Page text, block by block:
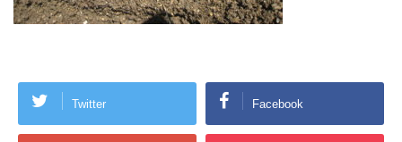
Twitter Facebook